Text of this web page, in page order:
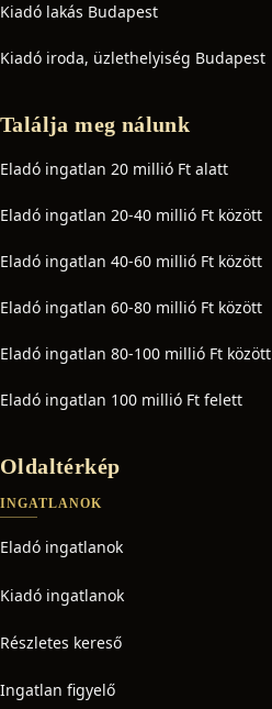
Kiadó lakás Budapest
Kiadó iroda, üzlethelyiség Budapest
Találja meg nálunk
Eladó ingatlan 20 millió Ft alatt
Eladó ingatlan 20-40 millió Ft között
Eladó ingatlan 40-60 millió Ft között
Eladó ingatlan 60-80 millió Ft között
Eladó ingatlan 80-100 millió Ft között
Eladó ingatlan 100 millió Ft felett
Oldaltérkép
INGATLANOK
Eladó ingatlanok
Kiadó ingatlanok
Részletes kereső
Ingatlan figyelő